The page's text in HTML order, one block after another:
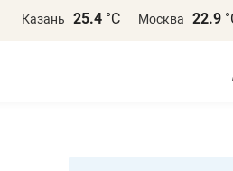
Казань 25.4 °С Москва 22.9